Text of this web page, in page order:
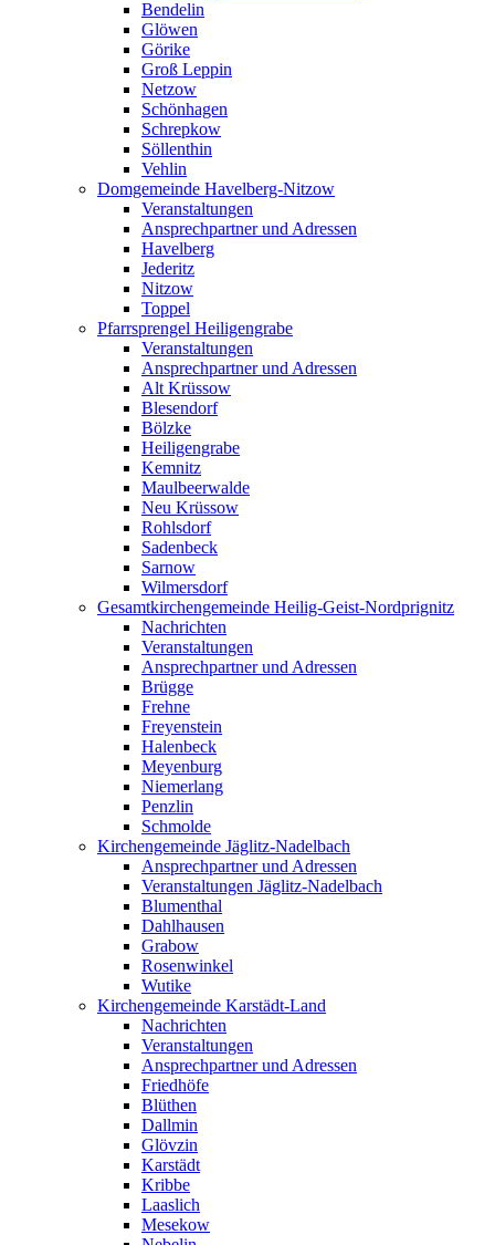
Bendelin
Glöwen
Görike
Groß Leppin
Netzow
Schönhagen
Schrepkow
Söllenthin
Vehlin
Domgemeinde Havelberg-Nitzow
Veranstaltungen
Ansprechpartner und Adressen
Havelberg
Jederitz
Nitzow
Toppel
Pfarrsprengel Heiligengrabe
Veranstaltungen
Ansprechpartner und Adressen
Alt Krüssow
Blesendorf
Bölzke
Heiligengrabe
Kemnitz
Maulbeerwalde
Neu Krüssow
Rohlsdorf
Sadenbeck
Sarnow
Wilmersdorf
Gesamtkirchengemeinde Heilig-Geist-Nordprignitz
Nachrichten
Veranstaltungen
Ansprechpartner und Adressen
Brügge
Frehne
Freyenstein
Halenbeck
Meyenburg
Niemerlang
Penzlin
Schmolde
Kirchengemeinde Jäglitz-Nadelbach
Ansprechpartner und Adressen
Veranstaltungen Jäglitz-Nadelbach
Blumenthal
Dahlhausen
Grabow
Rosenwinkel
Wutike
Kirchengemeinde Karstädt-Land
Nachrichten
Veranstaltungen
Ansprechpartner und Adressen
Friedhöfe
Blüthen
Dallmin
Glövzin
Karstädt
Kribbe
Laaslich
Mesekow